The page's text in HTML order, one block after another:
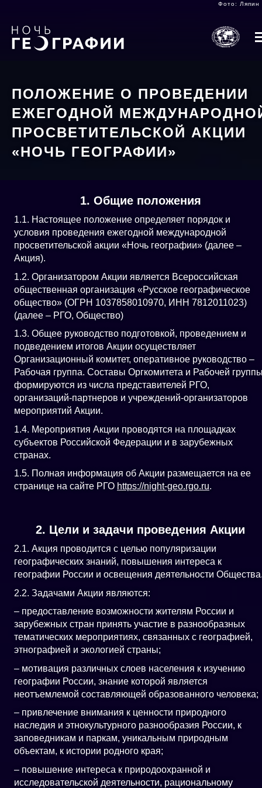
main
content
Фото: Ляпин
ГЛАВНОЕ
МЕНЮ
1
КОНКУРСЫ
ГЛАВНОЕ
МЕНЮ
2
ПОЛОЖЕНИЕ О ПРОВЕДЕНИИ
ЕЖЕГОДНОЙ
ПРОСВЕТИТЕЛЬСКОЙ АКЦИИ
«НОЧЬ ГЕОГРАФИИ»
1. Общие положения
1.1. Настоящее положение определяет порядок и
условия проведения ежегодной международной
просветительской акции «Ночь географии» (далее –
Акция).
1.2. Организатором Акции является Всероссийская
общественная организация «Русское географическое
общество» (ОГРН 1037858010970, ИНН 7812011023)
(далее – РГО, Общество)
1.3. Общее руководство подготовкой, проведением и
подведением итогов Акции осуществляет
Организационный комитет, оперативное руководство –
Рабочая группа. Составы Оргкомитета и Рабочей
формируются из числа представителей РГО,
организаций-партнеров и учреждений-организаторов
мероприятий Акции.
1.4. Мероприятия Акции проводятся на площадках
субъектов Российской Федерации и в зарубежных
странах.
1.5. Полная информация об Акции размещается на ее
странице на сайте РГО https://night-geo.rgo.ru.
2. Цели и задачи проведения Акции
2.1. Акция проводится с целью популяризации
географических знаний, повышения интереса к
географии России и освещения деятельности
2.2. Задачами Акции являются:
– предоставление возможности жителям России и
зарубежных стран принять участие в разнообразных
тематических мероприятиях, связанных с географией,
этнографией и экологией страны;
– мотивация различных слоев населения к изучению
географии России, знание которой является
неотъемлемой составляющей образованного человека;
– привлечение внимания к ценности природного
наследия и этнокультурного разнообразия России, к
заповедникам и паркам, уникальным природным
объектам, к истории родного края;
– повышение интереса к природоохранной и
исследовательской деятельности, рациональному